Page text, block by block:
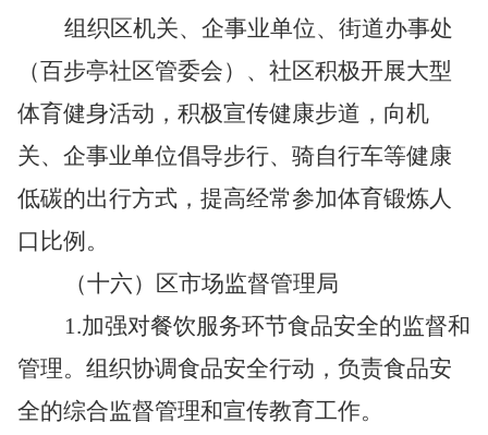
组织区机关、企事业单位、街道办事处
（百步亭社区管委会）、社区积极开展大型
体育健身活动，积极宣传健康步道，向机
关、企事业单位倡导步行、骑自行车等健康
低碳的出行方式，提高经常参加体育锻炼人
口比例。
（十六）区市场监督管理局
1.加强对餐饮服务环节食品安全的监督和
管理。组织协调食品安全行动，负责食品安
全的综合监督管理和宣传教育工作。